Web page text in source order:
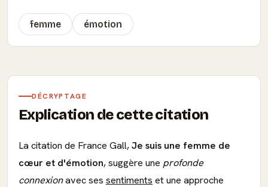
femme émotion
DÉCRYPTAGE
Explication de cette citation
La citation de France Gall,Je suis une femme de
cœur et d'émotion, suggère une profonde
connexionavec ses sentiments et une approche